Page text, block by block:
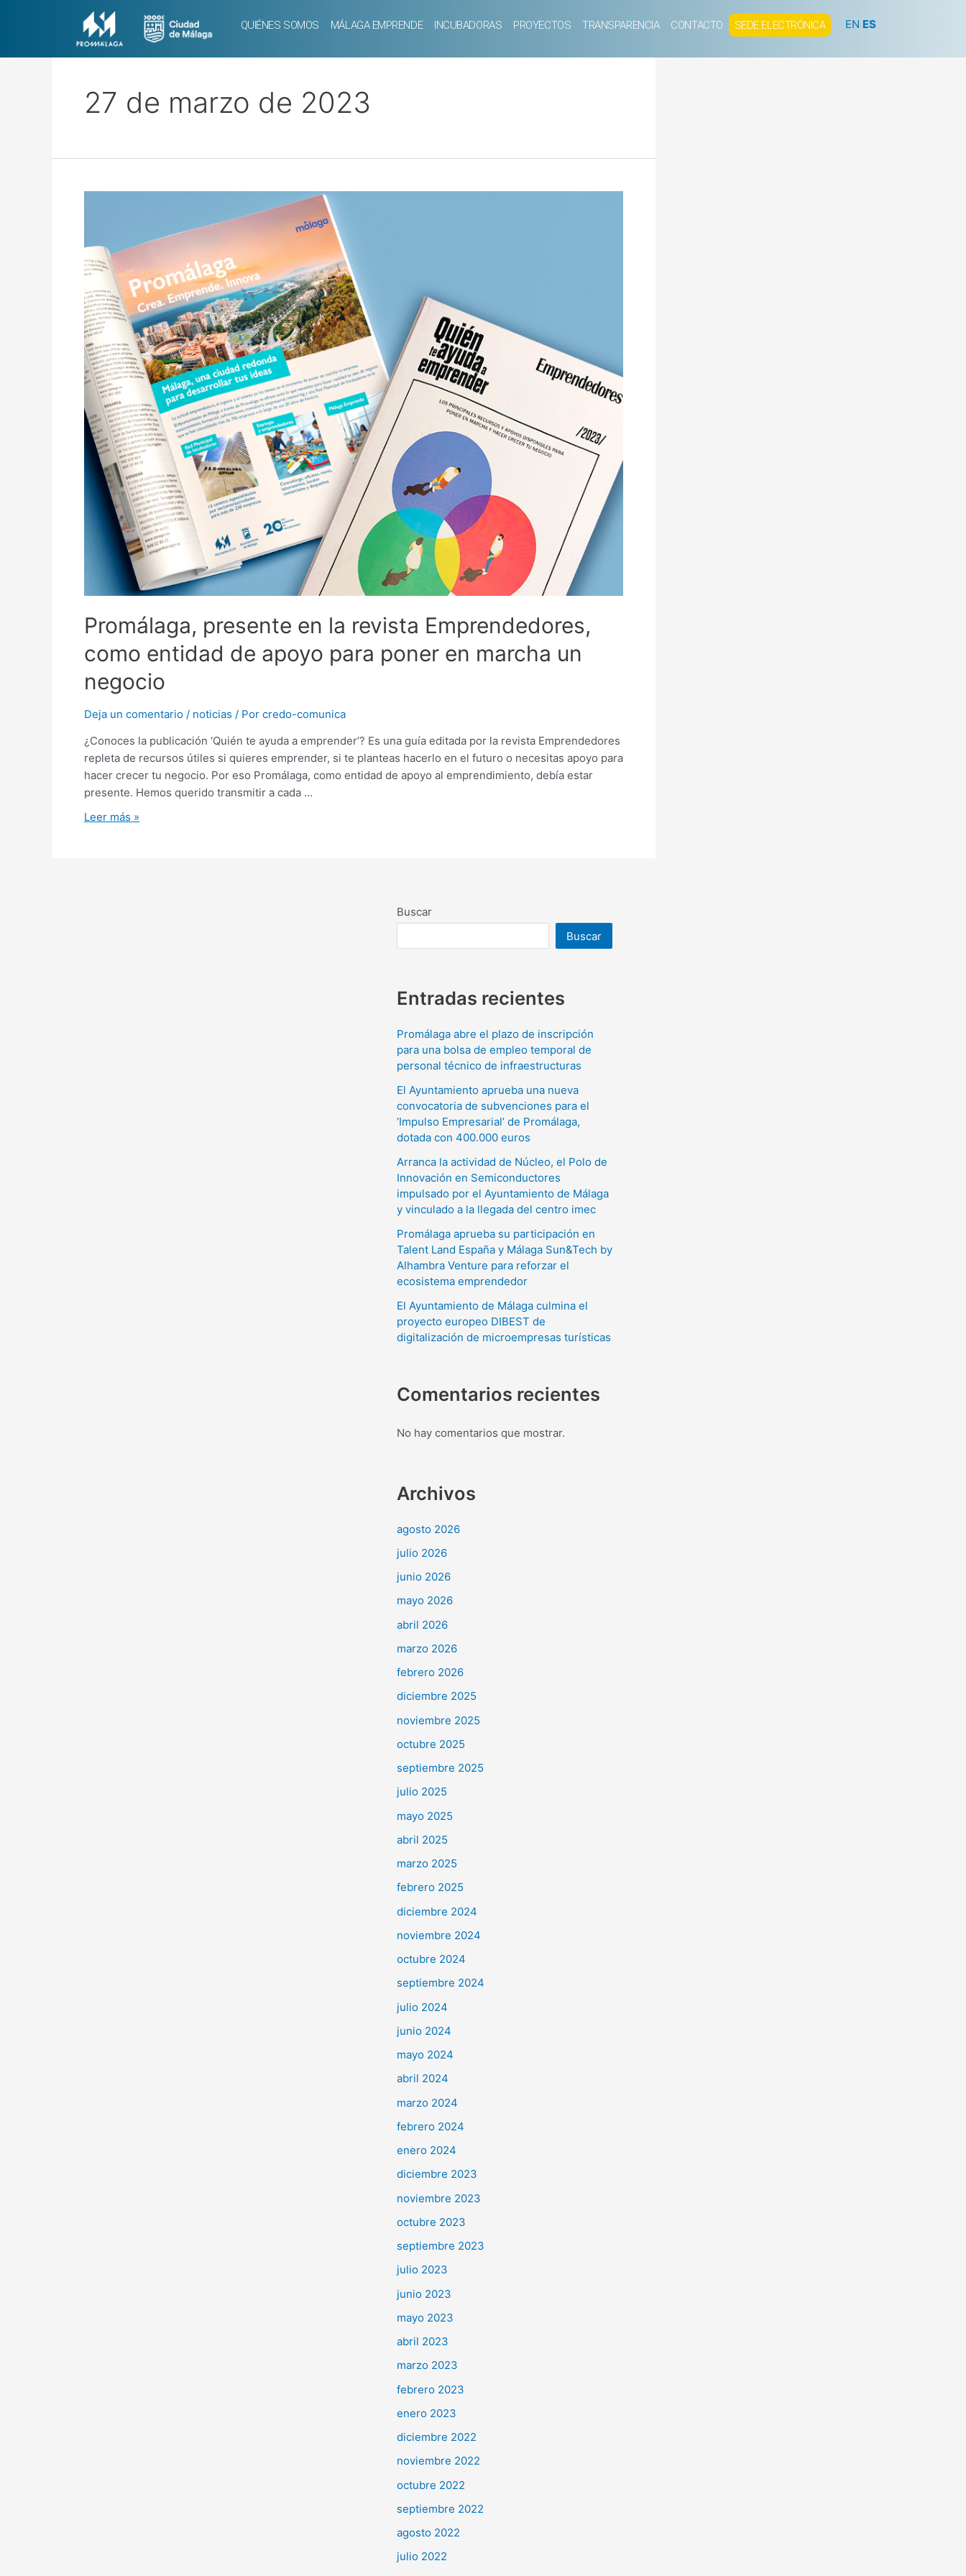
QUIÉNES SOMOS MÁLAGA EMPRENDE INCUBADORAS PROYECTOS TRANSPARENCIA CONTACTO SEDE ELECTRÓNICA EN ES
27 de marzo de 2023
Promálaga, presente en la revista Emprendedores,
como entidad de apoyo para poner en marcha un
negocio
Deja un comentario / noticias / Por credo-comunica
¿Conoces la publicación ‘Quién te ayuda a emprender’? Es una guía editada por la revista Emprendedores
repleta de recursos útiles si quieres emprender, si te planteas hacerlo en el futuro o necesitas apoyo para
hacer crecer tu negocio. Por eso Promálaga, como entidad de apoyo al emprendimiento, debía estar
presente. Hemos querido transmitir a cada …
Leer más »
Buscar
Buscar
Entradas recientes
Promálaga abre el plazo de inscripción
para una bolsa de empleo temporal de
personal técnico de infraestructuras
El Ayuntamiento aprueba una nueva
convocatoria de subvenciones para el
‘Impulso Empresarial’ de Promálaga,
dotada con 400.000 euros
Arranca la actividad de Núcleo, el Polo de
Innovación en Semiconductores
impulsado por el Ayuntamiento de Málaga
y vinculado a la llegada del centro imec
Promálaga aprueba su participación en
Talent Land España y Málaga Sun&Tech by
Alhambra Venture para reforzar el
ecosistema emprendedor
El Ayuntamiento de Málaga culmina el
proyecto europeo DIBEST de
digitalización de microempresas turísticas
Comentarios recientes
No hay comentarios que mostrar.
Archivos
agosto 2026
julio 2026
junio 2026
mayo 2026
abril 2026
marzo 2026
febrero 2026
diciembre 2025
noviembre 2025
octubre 2025
septiembre 2025
julio 2025
mayo 2025
abril 2025
marzo 2025
febrero 2025
diciembre 2024
noviembre 2024
octubre 2024
septiembre 2024
julio 2024
junio 2024
mayo 2024
abril 2024
marzo 2024
febrero 2024
enero 2024
diciembre 2023
noviembre 2023
octubre 2023
septiembre 2023
julio 2023
junio 2023
mayo 2023
abril 2023
marzo 2023
febrero 2023
enero 2023
diciembre 2022
noviembre 2022
octubre 2022
septiembre 2022
agosto 2022
julio 2022